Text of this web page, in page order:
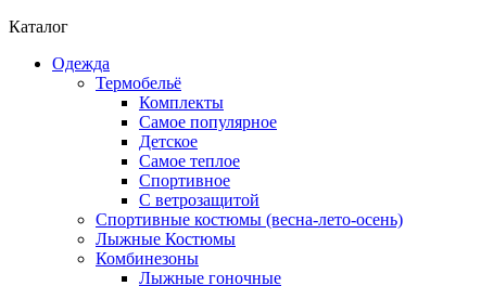
Каталог
Одежда
Термобельё
Комплекты
Самое популярное
Детское
Самое теплое
Спортивное
С ветрозащитой
Спортивные костюмы (весна-лето-осень)
Лыжные Костюмы
Комбинезоны
Лыжные гоночные